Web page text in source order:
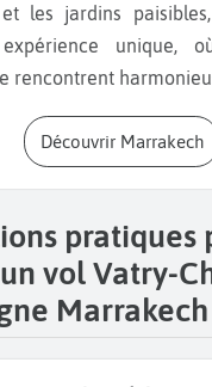
et les jardins
unique,
rencontrent
Découvrir Marrakech
pratiques
vol Vatry-
Marrakech